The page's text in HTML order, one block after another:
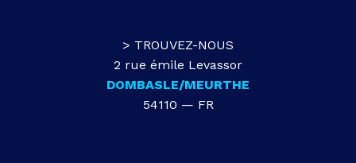
> TROUVEZ-NOUS
2 rue émile Levassor
DOMBASLE/MEURTHE
54110 — FR